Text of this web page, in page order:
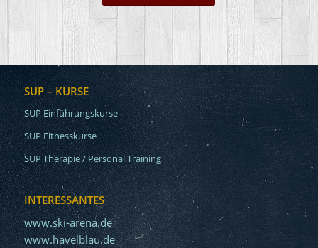
SUP – KURSE
SUP Einführungskurse
SUP Fitnesskurse
SUP Therapie / Personal Training
INTERESSANTES
www.ski-arena.de
www.havelblau.de